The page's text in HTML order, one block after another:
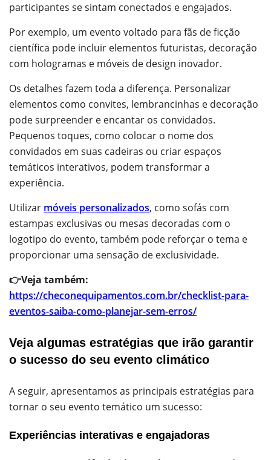
participantes se sintam conectados e engajados.
Por exemplo, um evento voltado para fãs de ficção
científica pode incluir elementos futuristas, decoração
com hologramas e móveis de design inovador.
Os detalhes fazem toda a diferença. Personalizar
elementos como convites, lembrancinhas e decoração
pode surpreender e encantar os convidados.
Pequenos toques, como colocar o nome dos
convidados em suas cadeiras ou criar espaços
temáticos interativos, podem transformar a
experiência.
Utilizar móveis personalizados, como sofás com
estampas exclusivas ou mesas decoradas com o
logotipo do evento, também pode reforçar o tema e
proporcionar uma sensação de exclusividade.
👉Veja também:
https://checonequipamentos.com.br/checklist-para-
eventos-saiba-como-planejar-sem-erros/
Veja algumas estratégias que irão garantir
o sucesso do seu evento climático
A seguir, apresentamos as principais estratégias para
tornar o seu evento temático um sucesso:
Experiências interativas e engajadoras